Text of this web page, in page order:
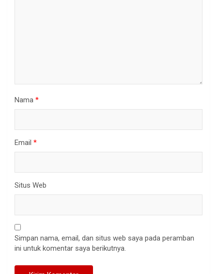
Nama *
Email *
Situs Web
Simpan nama, email, dan situs web saya pada peramban
ini untuk komentar saya berikutnya.